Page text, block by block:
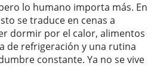
lo humano importa más. En
se traduce en cenas a
dormir por el calor, alimentos
de refrigeración y una rutina
constante. Ya no se vive